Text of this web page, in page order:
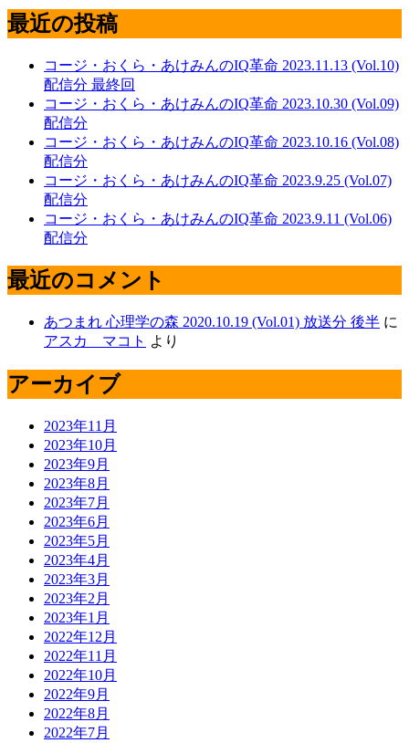
最近の投稿
コージ・おくら・あけみんのIQ革命 2023.11.13 (Vol.10)
配信分 最終回
コージ・おくら・あけみんのIQ革命 2023.10.30 (Vol.09)
配信分
コージ・おくら・あけみんのIQ革命 2023.10.16 (Vol.08)
配信分
コージ・おくら・あけみんのIQ革命 2023.9.25 (Vol.07)
配信分
コージ・おくら・あけみんのIQ革命 2023.9.11 (Vol.06)
配信分
最近のコメント
あつまれ 心理学の森 2020.10.19 (Vol.01) 放送分 後半 に
アスカ マコト より
アーカイブ
2023年11月
2023年10月
2023年9月
2023年8月
2023年7月
2023年6月
2023年5月
2023年4月
2023年3月
2023年2月
2023年1月
2022年12月
2022年11月
2022年10月
2022年9月
2022年8月
2022年7月